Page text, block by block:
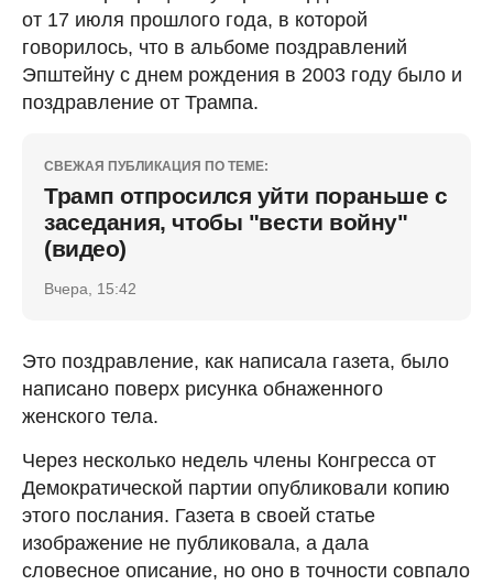
от 17 июля прошлого года, в которой
говорилось, что в альбоме поздравлений
Эпштейну с днем рождения в 2003 году было и
поздравление от Трампа.
СВЕЖАЯ ПУБЛИКАЦИЯ ПО ТЕМЕ:
Трамп отпросился уйти пораньше с
заседания, чтобы "вести войну"
(видео)
Вчера, 15:42
Это поздравление, как написала газета, было
написано поверх рисунка обнаженного
женского тела.
Через несколько недель члены Конгресса от
Демократической партии опубликовали копию
этого послания. Газета в своей статье
изображение не публиковала, а дала
словесное описание, но оно в точности совпало